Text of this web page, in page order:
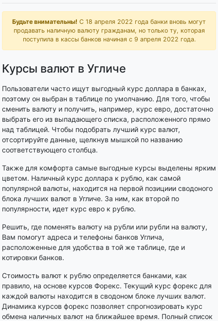
Будьте внимательны! С 18 апреля 2022 года банки вновь могут
продавать наличную валюту гражданам, но только ту, которая
поступила в кассы банков начиная с 9 апреля 2022 года.
Курсы валют в Угличе
Пользователи часто ищут выгодный курс доллара в банках,
поэтому он выбран в таблице по умолчанию. Для того, чтобы
сменить валюту и получить, например, курс евро, достаточно
выбрать его из выпадающего списка, расположенного прямо
над таблицей. Чтобы подобрать лучший курс валют,
отсортируйте данные, щелкнув мышкой по названию
соответствующего столбца.
Также для комфорта самые выгодные курсы выделены ярким
цветом. Наличный курс доллара к рублю, как самой
популярной валюты, находится на первой позициии сводоного
блока лучших валют в Угличе. За ним, как второй по
популярности, идет курс евро к рублю.
Решить, где поменять валюту на рубли или рубли на валюту,
Вам помогут адреса и телефоны банков Углича,
расположенные для удобства в той же таблице, где и
котировки банков.
Стоимость валют к рублю определяется банками, как
правило, на основе курсов Форекс. Текущий курс форекс для
каждой валюты находится в сводоном блоке лучших валют.
Динамика курсов форекс позволяет спрогнозировать курс
обмена наличных валют на ближайшее время. Полный список